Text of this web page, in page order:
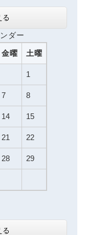
る
ダー
金曜 土曜
1
7 8
14 15
21 22
28 29
る